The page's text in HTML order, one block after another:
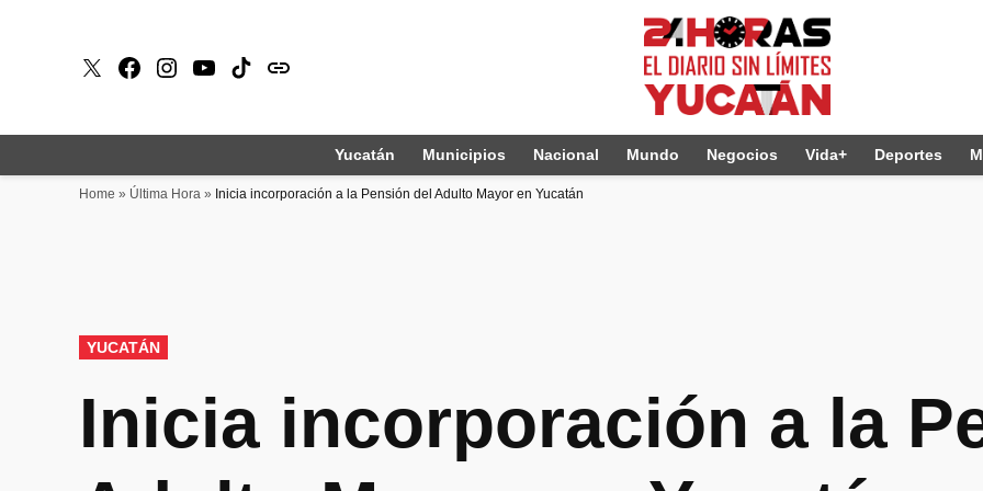
X Faceboook
Instagram
Youtube
Tiktokissuu
Yucatán Municipios Nacional Mundo Negocios Vida+ Deportes
Home » Última Hora » Inicia incorporación a la Pensión del Adulto Mayor en Yucatán
PUBLICADO
EN
YUCATÁN
Inicia incorporación a la